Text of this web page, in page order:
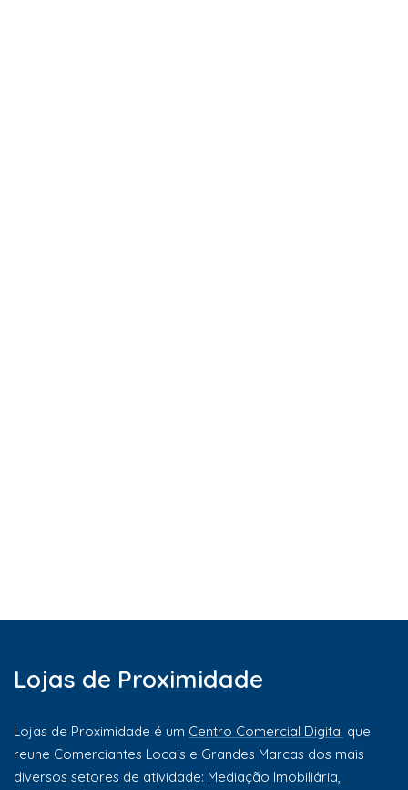
Lojas de Proximidade
Lojas de Proximidade é um Centro Comercial Digital que
reune Comerciantes Locais e Grandes Marcas dos mais
diversos setores de atividade: Mediação Imobiliária,